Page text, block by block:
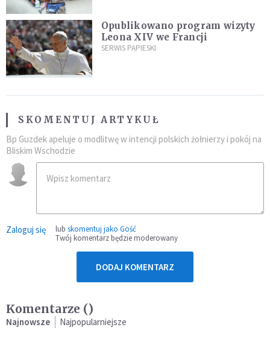
Opublikowano program wizyty
Leona XIV we Francji
SERWIS PAPIESKI
SKOMENTUJ ARTYKUŁ
Bp Guzdek apeluje o modlitwę w intencji polskich żołnierzy i pokój na
Bliskim Wschodzie
Zaloguj się lub skomentuj jako Gość
Twój komentarz będzie moderowany
DODAJ KOMENTARZ
Komentarze ()
Najnowsze Najpopularniejsze